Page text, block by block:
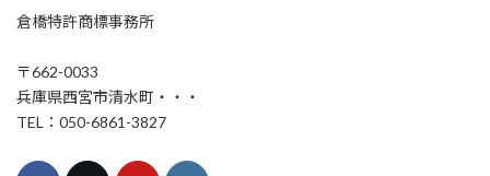
倉橋特許商標事務所
〒662-0033
兵庫県西宮市清水町・・・
TEL：050-6861-3827